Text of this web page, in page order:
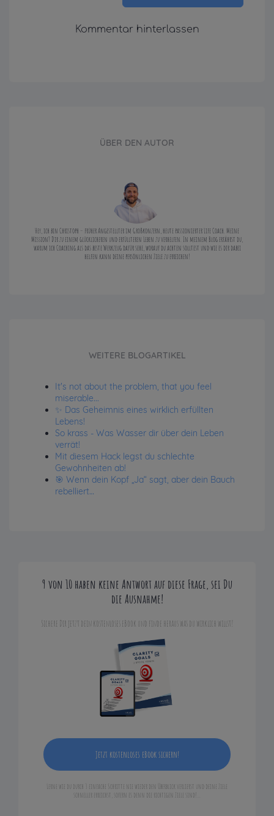
Kommentar hinterlassen
ÜBER DEN AUTOR
Hey, ich bin Christoph – früher Angestellter im Großkonzern, heute passionierter Life Coach. Meine
Mission? Dir zu einem glücklicheren und erfüllteren Leben zu verhelfen. In meinem Blog erfährst du,
warum ich Coaching als das beste Werkzeug dafür sehe, worauf du achten solltest und wie es dir dabei
helfen kann deine persönlichen Ziele zu erreichen!
WEITERE BLOGARTIKEL
It's not about the problem, that you feel
miserable...
✨ Das Geheimnis eines wirklich erfüllten
Lebens!
So krass - Was Wasser dir über dein Leben
verrät!
Mit diesem Hack legst du schlechte
Gewohnheiten ab!
🎯 Wenn dein Kopf „Ja“ sagt, aber dein Bauch
rebelliert…
9 von 10 haben keine Antwort auf diese Frage, sei Du
die Ausnahme!
Sichere Dir jetzt dein kostenloses eBook und finde heraus was du wirklich willst!
Jetzt kostenloses eBook sichern!
Lerne wie du durch 3 einfache Schritte nie wieder den Überblick verlierst und deine Ziele
schneller erreichst, sofern es denn die richtigen Ziele sind!...